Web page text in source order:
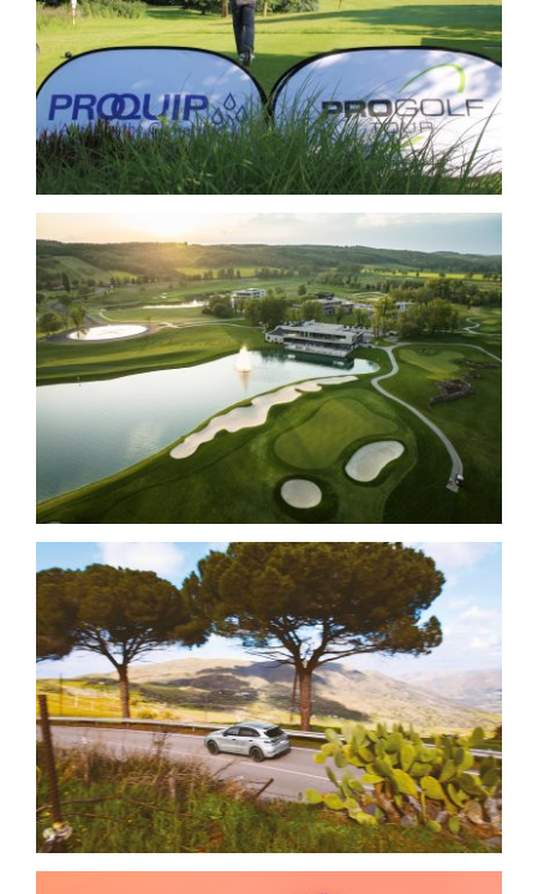
Pro Golf Tour
Zala Springs
Christophorus Magazin